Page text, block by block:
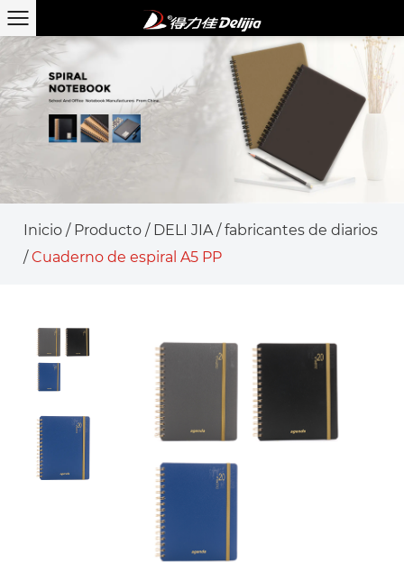
Inicio / Producto / DELI JIA/fabricantes de diarios
/Cuaderno de espiral A5 PP